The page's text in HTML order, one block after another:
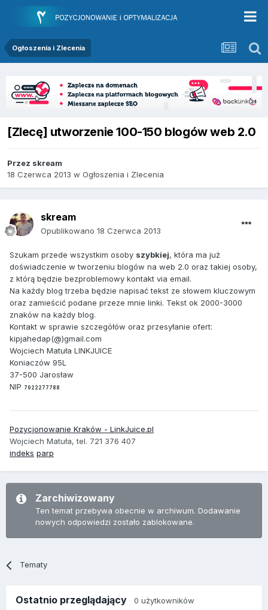
Ogłoszenia i Zlecenia
[Zlecę] utworzenie 100-150 blogów web 2.0
Przez skream
18 Czerwca 2013 w Ogłoszenia i Zlecenia
skream
Opublikowano 18 Czerwca 2013
Szukam przede wszystkim osoby szybkiej, która ma już
doświadczenie w tworzeniu blogów na web 2.0 oraz takiej osoby,
z którą będzie bezproblemowy kontakt via email.
Na każdy blog trzeba będzie napisać tekst ze słowem kluczowym
oraz zamieścić podane przeze mnie linki. Tekst ok 2000-3000
znaków na każdy blog.
Kontakt w sprawie szczegółów oraz przesyłanie ofert:
kipjahedap(@)gmail.com
Wojciech Matuła LINKJUICE
Koniaczów 95L
37-500 Jarosław
NIP 7922277788
Pozycjonowanie Kraków - LinkJuice.pl
Wojciech Matuła, tel. 721 376 407
indeks parp
Zarchiwizowany
Ten temat przebywa obecnie w archiwum. Dodawanie
nowych odpowiedzi zostało zablokowane.
Tematy
Ostatnio przeglądający 0 użytkowników